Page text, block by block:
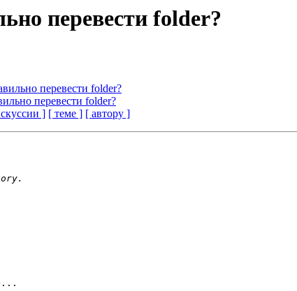
перевести folder?
перевести folder?
перевести folder?
] [ теме ] [ автору ]